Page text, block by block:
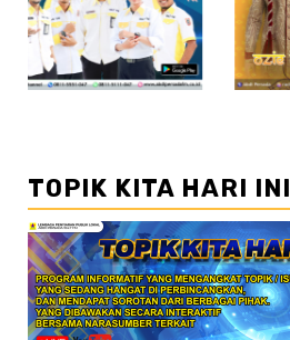
TOPIK KITA HARI INI